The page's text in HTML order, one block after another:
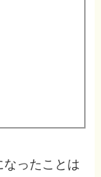
ったことは